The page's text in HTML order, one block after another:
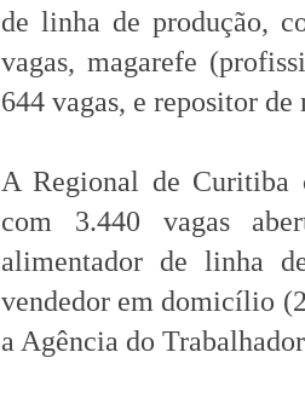
de linha de produção,
vagas, magarefe
644 vagas, e repositor
A Regional de Curitiba
com 3.440 vagas
alimentador de linha
vendedor em domicílio
a Agência do